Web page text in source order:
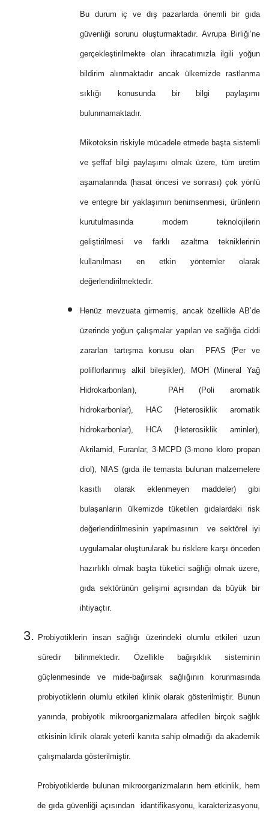
Bu durum iç ve dış pazarlarda önemli bir gıda
güvenliği sorunu oluşturmaktadır. Avrupa Birliği’ne
gerçekleştirilmekte olan ihracatımızla ilgili yoğun
bildirim alınmaktadır ancak ülkemizde rastlanma
sıklığı konusunda bir bilgi paylaşımı
bulunmamaktadır.
Mikotoksin riskiyle mücadele etmede başta sistemli
ve şeffaf bilgi paylaşımı olmak üzere, tüm üretim
aşamalarında (hasat öncesi ve sonrası) çok yönlü
ve entegre bir yaklaşımın benimsenmesi, ürünlerin
kurutulmasında modern teknolojilerin
geliştirilmesi ve farklı azaltma tekniklerinin
kullanılması en etkin yöntemler olarak
değerlendirilmektedir.
Henüz mevzuata girmemiş, ancak özellikle AB’de
üzerinde yoğun çalışmalar yapılan ve sağlığa ciddi
zararları tartışma konusu olan PFAS (Per ve
poliflorlanmış alkil bileşikler), MOH (Mineral Yağ
Hidrokarbonları), PAH (Poli aromatik
hidrokarbonlar), HAC (Heterosiklik aromatik
hidrokarbonlar), HCA (Heterosiklik aminler),
Akrilamid, Furanlar, 3-MCPD (3-mono kloro propan
diol), NIAS (gıda ile temasta bulunan malzemelere
kasıtlı olarak eklenmeyen maddeler) gibi
bulaşanların ülkemizde tüketilen gıdalardaki risk
değerlendirilmesinin yapılmasının ve sektörel iyi
uygulamalar oluşturularak bu risklere karşı önceden
hazırlıklı olmak başta tüketici sağlığı olmak üzere,
gıda sektörünün gelişimi açısından da büyük bir
ihtiyaçtır.
Probiyotiklerin insan sağlığı üzerindeki olumlu etkileri uzun
süredir bilinmektedir. Özellikle bağışıklık sisteminin
güçlenmesinde ve mide-bağırsak sağlığının korunmasında
probiyotiklerin olumlu etkileri klinik olarak gösterilmiştir. Bunun
yanında, probiyotik mikroorganizmalara atfedilen birçok sağlık
etkisinin klinik olarak yeterli kanıta sahip olmadığı da akademik
çalışmalarda gösterilmiştir.
Probiyotiklerde bulunan mikroorganizmaların hem etkinlik, hem
de gıda güvenliği açısından idantifikasyonu, karakterizasyonu,